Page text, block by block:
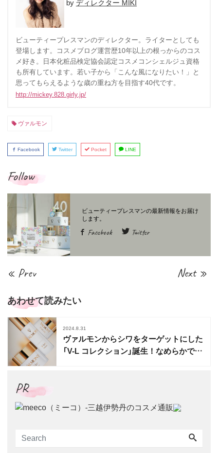
ディレクター MIKI
ビューティープレスマンのディレクター。ライターとしても
登場します。コスメブログ運営歴10年以上の根っからのコス
メ好き。日本化粧品検定協会認定コスメコンシェルジュ資格
も所有しています。若い子から「こんな風になりたい！」と
思ってもらえるような歳の重ね方を目指す40代です。
http://mickey.828.girly.jp/
ヴァルモン
Facebook Twitter Pocket LINE
Follow
Facebook Twitter
« Prev Next »
あわせて読みたい
2024.8.31
ヴァルモンからシワをターゲットにした
「V-L コレクション」誕生！なめらかで引
PR